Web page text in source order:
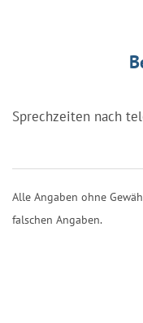
Sprechzeiten nach
Alle Angaben ohne
falschen Angaben.